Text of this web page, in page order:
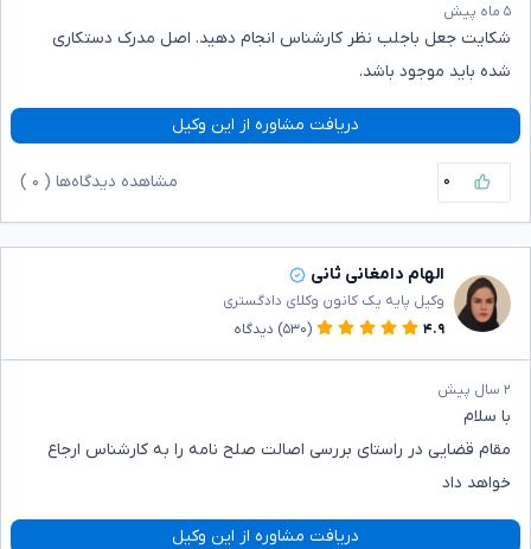
۵ ماه پیش
شکایت جعل باجلب نظر کارشناس انجام دهید. اصل مدرک دستکاری
شده باید موجود باشد.
دریافت مشاوره از این وکیل
۰ مشاهده دیدگاه‌ها ( ۰
الهام دامغانی ثانی
وکیل پایه یک کانون وکلای دادگستری
۴.۹
(۵۳۰) دیدگاه
۲ سال پیش
با سلام
مقام قضایی در راستای بررسی اصالت صلح نامه را به کارشناس ارجاع
خواهد داد
دریافت مشاوره از این وکیل